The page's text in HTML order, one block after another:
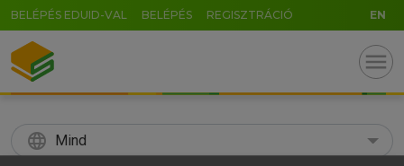
BELÉPÉS EDUID-VAL BELÉPÉS REGISZTRÁCIÓ EN
menu
language Mind